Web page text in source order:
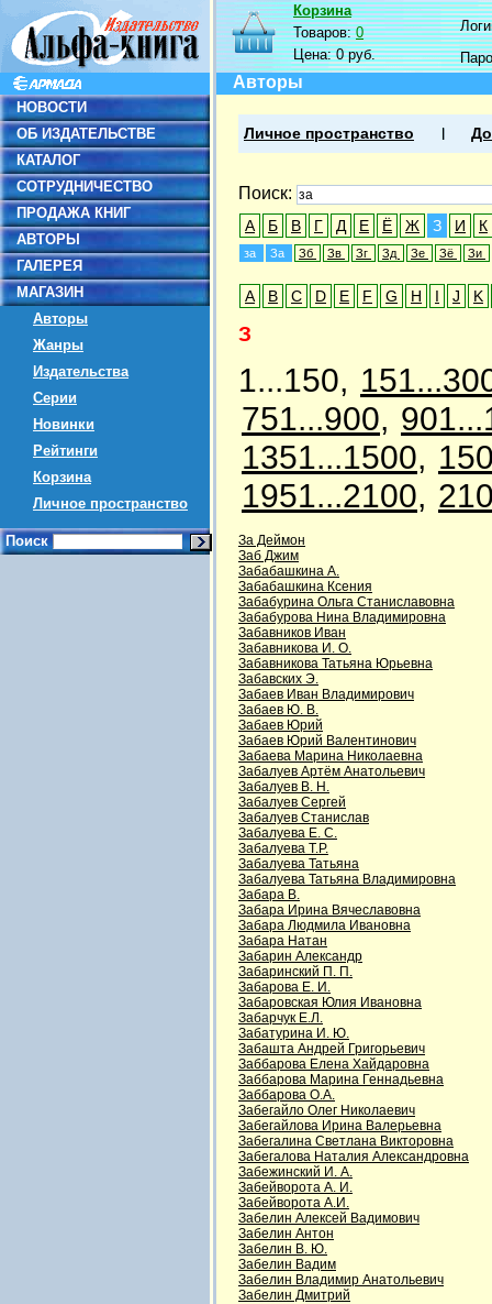
НОВОСТИ
ОБ ИЗДАТЕЛЬСТВЕ
КАТАЛОГ
СОТРУДНИЧЕСТВО
ПРОДАЖА КНИГ
АВТОРЫ
ГАЛЕРЕЯ
МАГАЗИН
Авторы
Жанры
Издательства
Серии
Новинки
Рейтинги
Корзина
Личное пространство
Поиск
Корзина
Товаров:0
Цена:0 руб.
Авторы
Личное пространство
Поиск:
А Б В Г Д Е Ё Ж З И К
за За Зб Зв Зг Зд Зе Зё Зи
A B C D E F G H I J K
З
1...150,
751...900,
1351...1500,
1951...2100,
За Деймон
Заб Джим
Забабашкина А.
Забабашкина Ксения
Забабурина Ольга Станиславовна
Забабурова Нина Владимировна
Забавников Иван
Забавникова И. О.
Забавникова Татьяна Юрьевна
Забавских Э.
Забаев Иван Владимирович
Забаев Ю. В.
Забаев Юрий
Забаев Юрий Валентинович
Забаева Марина Николаевна
Забалуев Артём Анатольевич
Забалуев В. Н.
Забалуев Сергей
Забалуев Станислав
Забалуева Е. С.
Забалуева Т.Р.
Забалуева Татьяна
Забалуева Татьяна Владимировна
Забара В.
Забара Ирина Вячеславовна
Забара Людмила Ивановна
Забара Натан
Забарин Александр
Забаринский П. П.
Забарова Е. И.
Забаровская Юлия Ивановна
Забарчук Е.Л.
Забатурина И. Ю.
Забашта Андрей Григорьевич
Заббарова Елена Хайдаровна
Заббарова Марина Геннадьевна
Заббарова О.А.
Забегайло Олег Николаевич
Забегайлова Ирина Валерьевна
Забегалина Светлана Викторовна
Забегалова Наталия Александровна
Забежинский И. А.
Забейворота А. И.
Забейворота А.И.
Забелин Алексей Вадимович
Забелин Антон
Забелин В. Ю.
Забелин Вадим
Забелин Владимир Анатольевич
Забелин Дмитрий